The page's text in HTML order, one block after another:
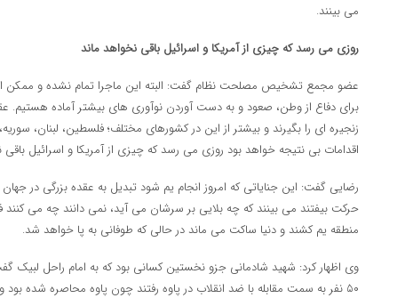
می بینند.
روزی می رسد که چیزی از آمریکا و اسرائیل باقی نخواهد ماند
عضو مجمع تشخیص مصلحت نظام گفت: البته این ماجرا تمام نشده و ممکن
برای دفاع از وطن، صعود و به دست آوردن نوآوری های بیشتر آماده هستیم.
زنجیره ای را بگیرند و بیشتر از این در کشورهای مختلف؛ فلسطین، لبنان،
اقدامات بی نتیجه خواهد بود روزی می رسد که چیزی از آمریکا و اسرائیل باقی
رضایی گفت: این جنایاتی که امروز انجام یم شود تبدیل به عقده بزرگی در
حرکت بیفتند می بینند که چه بلایی بر سرشان می آید، نمی دانند چه می
منطقه یم کشند و دنیا ساکت می ماند در حالی که طوفانی به پا خواهد شد.
وی اظهار کرد: شهید شادمانی جزو نخستین کسانی بود که به امام راحل لبیک
۵۰ نفر به سمت مقابله با ضد انقلاب در پاوه رفتند چون پاوه محاصره شده